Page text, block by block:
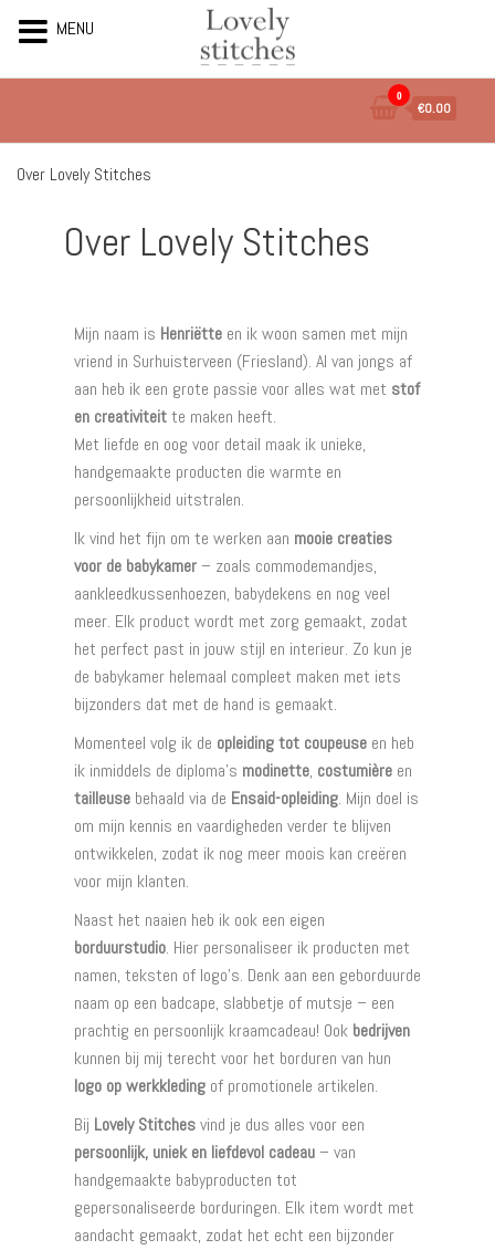
0
€0.00
Over Lovely Stitches
Over Lovely Stitches
Mijn naam is Henriëtteen ik woon samen met mijn
vriend in Surhuisterveen (Friesland). Al van jongs af
aan heb ik een grote passie voor alles wat met stof
en creativiteitte maken heeft.
Met liefde en oog voor detail maak ik unieke,
handgemaakte producten die warmte en
persoonlijkheid uitstralen.
Ik vind het fijn om te werken aan mooie creaties
voor de babykamer– zoals commodemandjes,
aankleedkussenhoezen, babydekens en nog veel
meer. Elk product wordt met zorg gemaakt, zodat
het perfect past in jouw stijl en interieur. Zo kun je
de babykamer helemaal compleet maken met iets
bijzonders dat met de hand is gemaakt.
Momenteel volg ik de opleiding tot coupeuseen heb
ik inmiddels de diploma’s modinette, costumièreen
tailleusebehaald via de Ensaid-opleiding. Mijn doel is
om mijn kennis en vaardigheden verder te blijven
ontwikkelen, zodat ik nog meer moois kan creëren
voor mijn klanten.
Naast het naaien heb ik ook een eigen
borduurstudio. Hier personaliseer ik producten met
namen, teksten of logo’s. Denk aan een geborduurde
naam op een badcape, slabbetje of mutsje – een
prachtig en persoonlijk kraamcadeau! Ook bedrijven
kunnen bij mij terecht voor het borduren van hun
logo op werkkledingof promotionele artikelen.
Bij Lovely Stitchesvind je dus alles voor een
persoonlijk, uniek en liefdevol cadeau– van
handgemaakte babyproducten tot
gepersonaliseerde borduringen. Elk item wordt met
aandacht gemaakt, zodat het echt een bijzonder
MENU